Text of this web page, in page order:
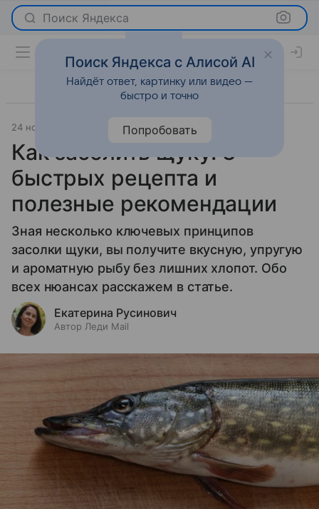
Поиск Яндекса
24 ноября 2025 Леди Mail Лайфхаки
Как засолить щуку: 3
быстрых рецепта и
полезные рекомендации
Зная несколько ключевых принципов
засолки щуки, вы получите вкусную, упругую
и ароматную рыбу без лишних хлопот. Обо
всех нюансах расскажем в статье.
Екатерина Русинович
Автор Леди Mail
Поиск Яндекса с Алисой AI
Найдёт ответ, картинку или видео —
быстро и точно
Попробовать